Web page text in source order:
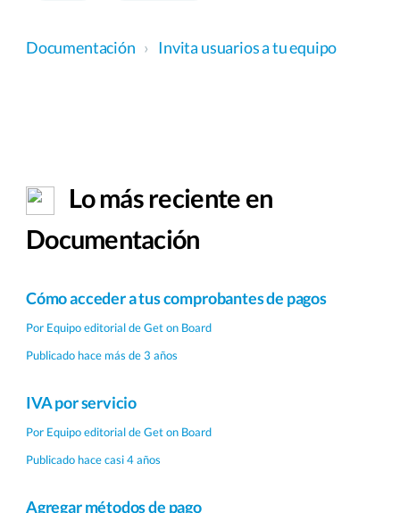
Documentación › Invita usuarios a tu equipo
Lo más reciente en
Documentación
Cómo acceder a tus comprobantes de pagos
Por Equipo editorial de Get on Board
Publicado hace más de 3 años
IVA por servicio
Por Equipo editorial de Get on Board
Publicado hace casi 4 años
Agregar métodos de pago